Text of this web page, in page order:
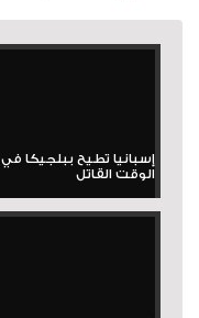
إسبانيا تطيح ببلجيكا في
الوقت القاتل